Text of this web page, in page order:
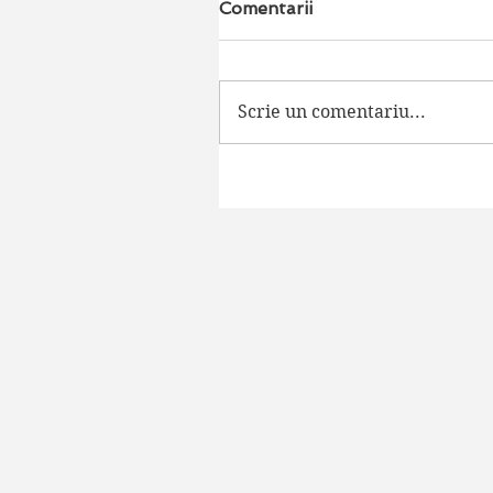
Comentarii
Scrie un comentariu...